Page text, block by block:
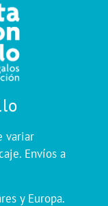
variar
Envíos a
y Europa.